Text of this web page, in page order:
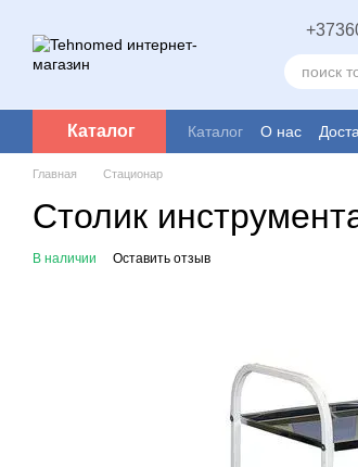
Каталог Каталог О нас
Главная Стационар
Столик
В наличии Оставить отзыв